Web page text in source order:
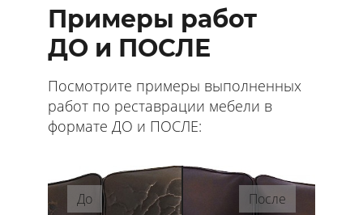
Примеры работ
ДО и ПОСЛЕ
Посмотрите примеры выполненных
работ по реставрации мебели в
формате ДО и ПОСЛЕ:
До После